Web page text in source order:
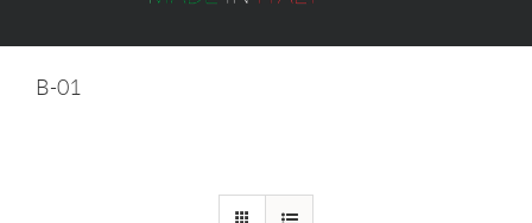
B-01